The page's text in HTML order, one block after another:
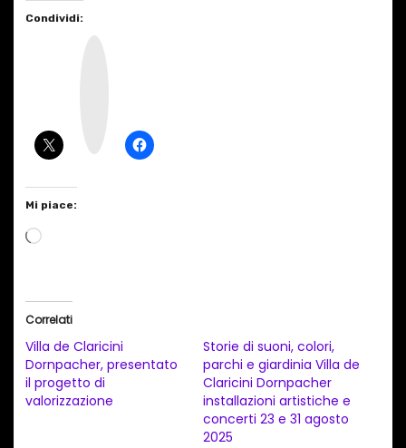
Condividi:
Mi piace:
C
a
m
e
Correlati
Villa de Claricini
Dornpacher, presentato
il progetto di
valorizzazione
Storie di suoni, colori,
parchi e giardinia Villa de
Claricini Dornpacher
installazioni artistiche e
concerti 23 e 31 agosto
2025